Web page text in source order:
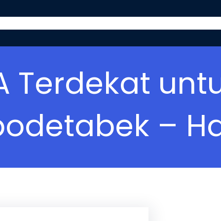
Terdekat
–